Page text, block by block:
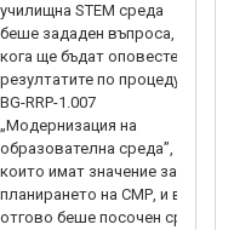
училищна STEM среда
беше зададен въпроса,
кога ще бъдат оповестени
резултатите по процедура
BG-RRP-1.007
„Модернизация на
образователна среда”,
които имат значение за
планирането на СМР, и в
отгово беше посочен срок